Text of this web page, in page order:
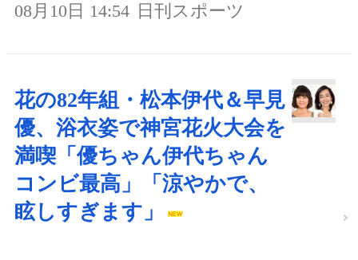
08月10日 14:54 日刊スポーツ
花の82年組・松本伊代＆早見
優、浴衣姿で神宮花火大会を
満喫「優ちゃん伊代ちゃん
コンビ最高」「涼やかで、
眩しすぎます」